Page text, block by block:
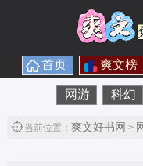
首页 爽文榜
网游 科幻
当前位置： 爽文好书网 >